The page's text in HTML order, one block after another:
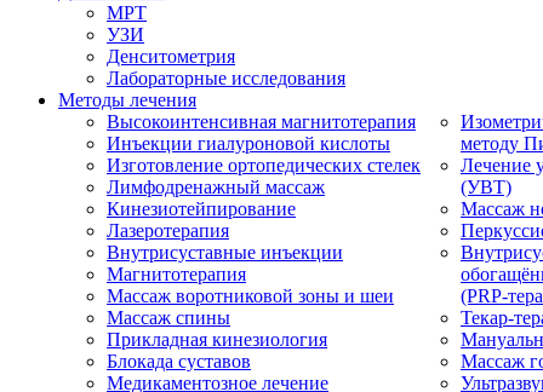
МРТ
УЗИ
Денситометрия
Лабораторные исследования
Методы лечения
Высокоинтенсивная магнитотерапия
Инъекции гиалуроновой кислоты
Изготовление ортопедических стелек
Лимфодренажный массаж
Кинезиотейпирование
Лазеротерапия
Внутрисуставные инъекции
Магнитотерапия
Массаж воротниковой зоны и шеи
Массаж спины
Прикладная кинезиология
Блокада суставов
Медикаментозное лечение
методу
Лечение
(УВТ)
Массаж
(PRP-
Текар-
Массаж